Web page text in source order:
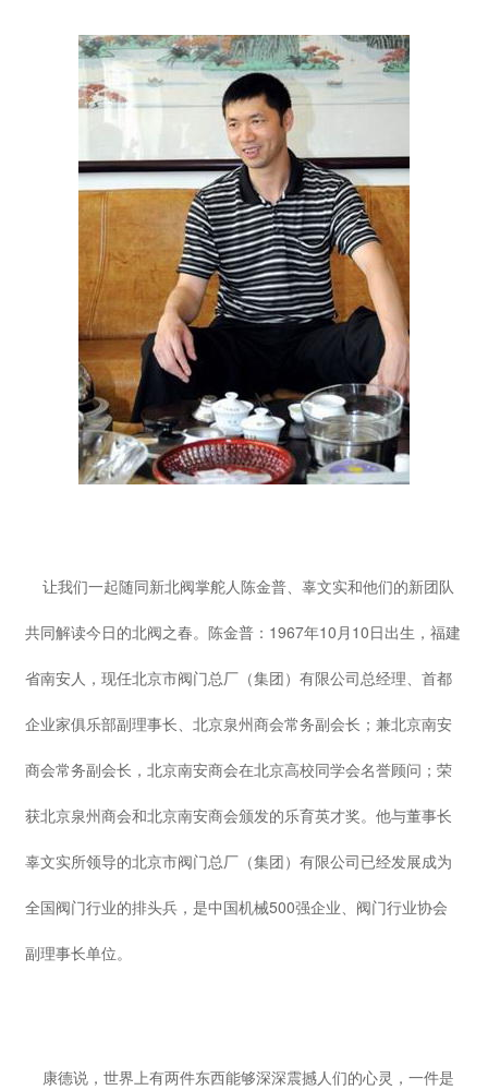
让我们一起随同新北阀掌舵人陈金普、辜文实和他们的新团队
共同解读今日的北阀之春。陈金普：1967年10月10日出生，福建
省南安人，现任北京市阀门总厂（集团）有限公司总经理、首都
企业家俱乐部副理事长、北京泉州商会常务副会长；兼北京南安
商会常务副会长，北京南安商会在北京高校同学会名誉顾问；荣
获北京泉州商会和北京南安商会颁发的乐育英才奖。他与董事长
辜文实所领导的北京市阀门总厂（集团）有限公司已经发展成为
全国阀门行业的排头兵，是中国机械500强企业、阀门行业协会
副理事长单位。
康德说，世界上有两件东西能够深深震撼人们的心灵，一件是